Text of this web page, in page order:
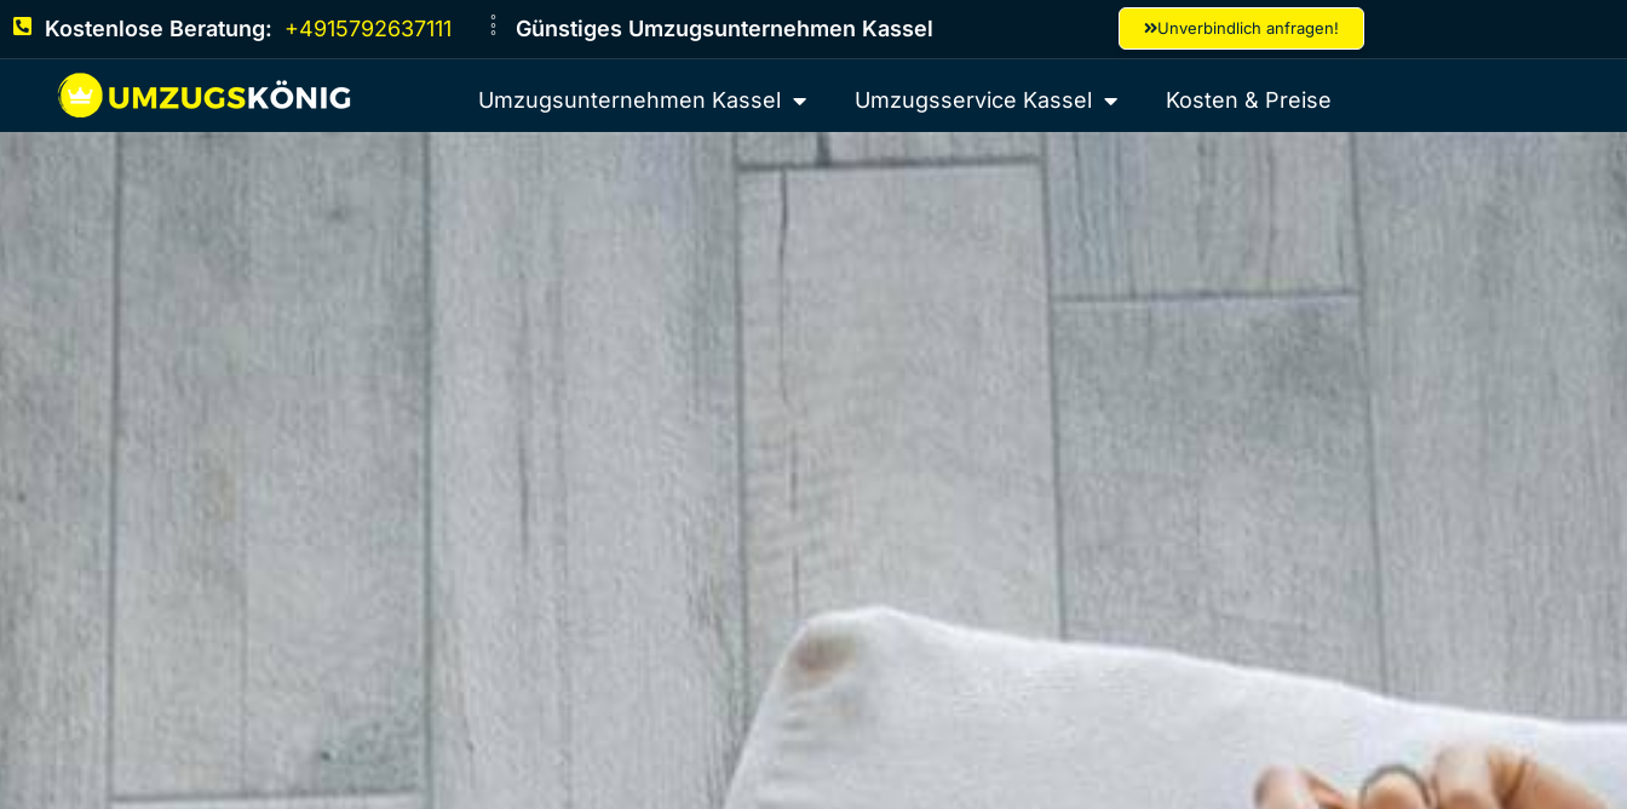
Kostenlose Beratung: +4915792637111 Günstiges Umzugsunternehmen Kassel Unverbindlich anfragen!
Umzugsunternehmen Kassel Umzugsservice Kassel Kosten & Preise